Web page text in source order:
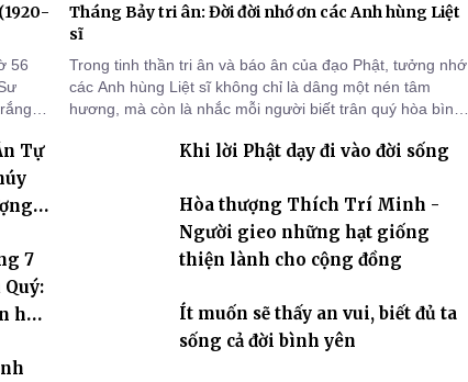
56
Tự
7
hóa
Tháng Bảy tri ân: Đời đời nhớ ơn các Anh hùng Liệt
sĩ
Trong tinh thần tri ân và báo ân của đạo Phật, tưởng nhớ
các Anh hùng Liệt sĩ không chỉ là dâng một nén tâm
hương, mà còn là nhắc mỗi người biết trân quý hòa bình,
Khi lời Phật dạy đi vào đời sống
Hòa thượng Thích Trí Minh -
Người gieo những hạt giống
thiện lành cho cộng đồng
Ít muốn sẽ thấy an vui, biết đủ ta
sống cả đời bình yên